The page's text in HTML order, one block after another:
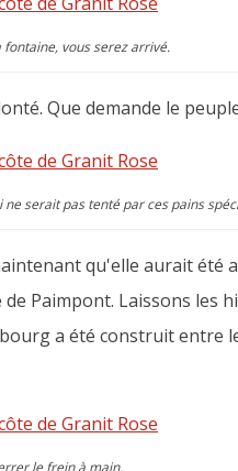
vous serez arrivé.
Que demande le
serait pas tenté par ces pains
qu'elle aurait été
Paimpont. Laissons les
a été construit entre
le frein à main.